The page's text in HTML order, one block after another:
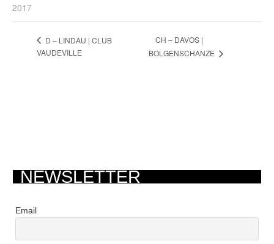
2017
D – LINDAU | CLUB
VAUDEVILLE
CH – DAVOS |
BOLGENSCHANZE
NEWSLETTER
Email